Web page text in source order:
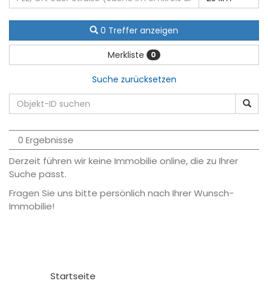
0 Treffer anzeigen
Merkliste 0
Suche zurücksetzen
0 Ergebnisse
Derzeit führen wir keine Immobilie online, die zu Ihrer
Suche passt.
Fragen Sie uns bitte persönlich nach Ihrer Wunsch-
Immobilie!
Startseite